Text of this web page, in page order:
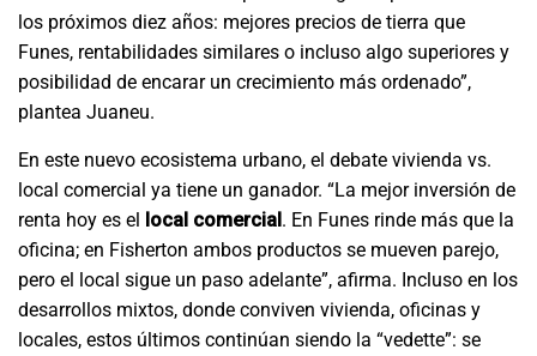
los próximos diez años: mejores precios de tierra que
Funes, rentabilidades similares o incluso algo superiores y
posibilidad de encarar un crecimiento más ordenado”,
plantea Juaneu.
En este nuevo ecosistema urbano, el debate vivienda vs.
local comercial ya tiene un ganador. “La mejor inversión de
renta hoy es el local comercial. En Funes rinde más que la
oficina; en Fisherton ambos productos se mueven parejo,
pero el local sigue un paso adelante”, afirma. Incluso en los
desarrollos mixtos, donde conviven vivienda, oficinas y
locales, estos últimos continúan siendo la “vedette”: se